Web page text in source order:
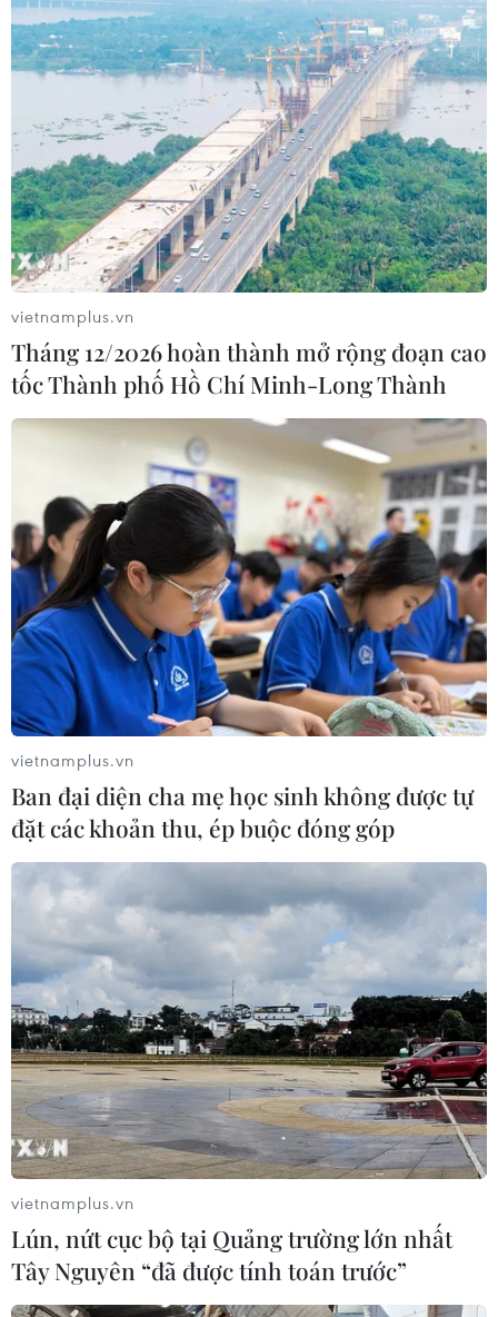
vietnamplus.vn
Tháng 12/2026 hoàn thành mở rộng đoạn cao
tốc Thành phố Hồ Chí Minh-Long Thành
vietnamplus.vn
Ban đại diện cha mẹ học sinh không được tự
đặt các khoản thu, ép buộc đóng góp
vietnamplus.vn
Lún, nứt cục bộ tại Quảng trường lớn nhất
Tây Nguyên “đã được tính toán trước”